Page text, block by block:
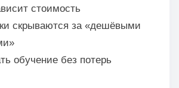
стоимость
скрываются за «дешёвыми
обучение без потерь